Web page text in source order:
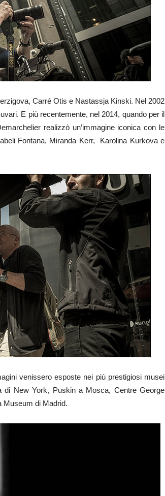
Carré Otis e Nastassja Kinski. Nel 2002
E più recentemente, nel 2014, quando per il
realizzò un’immagine iconica con le
Fontana, Miranda Kerr, Karolina Kurkova e
venissero esposte nei più prestigiosi musei
New York, Puskin a Mosca, Centre George
Museum di Madrid.